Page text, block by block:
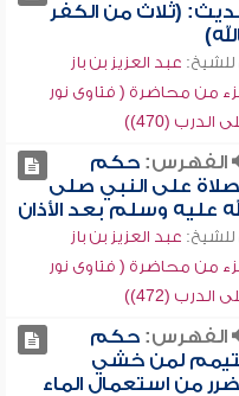
(ثلاث من الكفر
للشيخ: عبد العزيز بن باز
من محاضرة ( فتاوى نور
الدرب (470))
الفهرس:حكم
على النبي صلى
عليه وسلم بعد الأذان
للشيخ: عبد العزيز بن باز
من محاضرة ( فتاوى نور
الدرب (472))
الفهرس:حكم
لمن خشي
من استعمال الماء